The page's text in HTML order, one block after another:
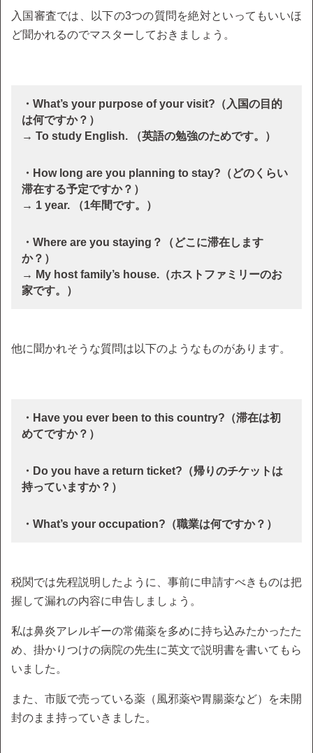
入国審査では、以下の3つの質問を絶対といってもいいほ
ど聞かれるのでマスターしておきましょう。
・What’s your purpose of your visit?（入国の目的
は何ですか？）
→ To study English. （英語の勉強のためです。）
・How long are you planning to stay?（どのくらい
滞在する予定ですか？）
→ 1 year. （1年間です。）
・Where are you staying？（どこに滞在します
か？）
→ My host family’s house.（ホストファミリーのお
家です。）
他に聞かれそうな質問は以下のようなものがあります。
・Have you ever been to this country?（滞在は初
めてですか？）
・Do you have a return ticket?（帰りのチケットは
持っていますか？）
・What’s your occupation?（職業は何ですか？）
税関では先程説明したように、事前に申請すべきものは把
握して漏れの内容に申告しましょう。
私は鼻炎アレルギーの常備薬を多めに持ち込みたかったた
め、掛かりつけの病院の先生に英文で説明書を書いてもら
いました。
また、市販で売っている薬（風邪薬や胃腸薬など）を未開
封のまま持っていきました。